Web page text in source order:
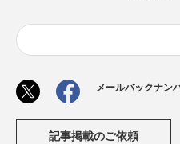
メールバックナン
記事掲載のご依頼